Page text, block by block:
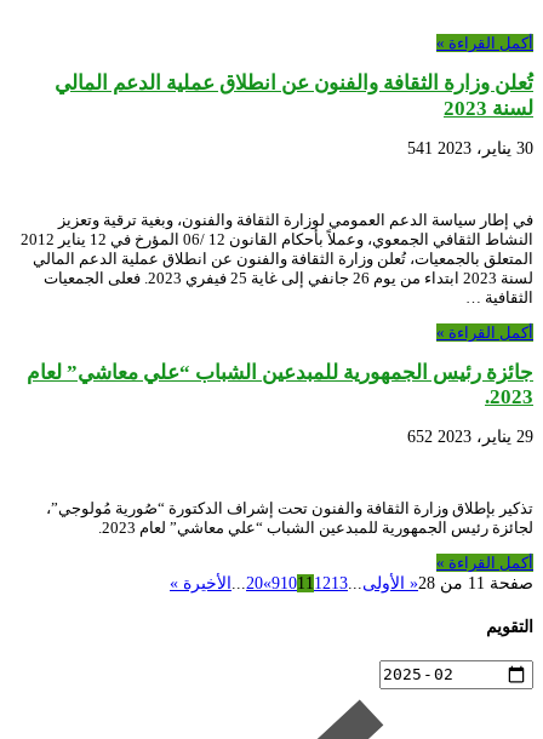
أكمل القراءة »
تُعلن وزارة الثقافة والفنون عن انطلاق عملية الدعم المالي
لسنة 2023
30 يناير، 2023 541
في إطار سياسة الدعم العمومي لوزارة الثقافة والفنون، وبغية ترقية وتعزيز
النشاط الثقافي الجمعوي، وعملاً بأحكام القانون 12 /06 المؤرخ في 12 يناير 2012
المتعلق بالجمعيات، تُعلن وزارة الثقافة والفنون عن انطلاق عملية الدعم المالي
لسنة 2023 ابتداء من يوم 26 جانفي إلى غاية 25 فيفري 2023. فعلى الجمعيات
الثقافية …
أكمل القراءة »
جائزة رئيس الجمهورية للمبدعين الشباب “علي معاشي” لعام
2023.
29 يناير، 2023 652
تذكير بإطلاق وزارة الثقافة والفنون تحت إشراف الدكتورة “صُورية مُولوجي”،
لجائزة رئيس الجمهورية للمبدعين الشباب “علي معاشي” لعام 2023.
أكمل القراءة »
صفحة 11 من 28
« الأولى...
910111213
»
20
... الأخيرة »
التقويم